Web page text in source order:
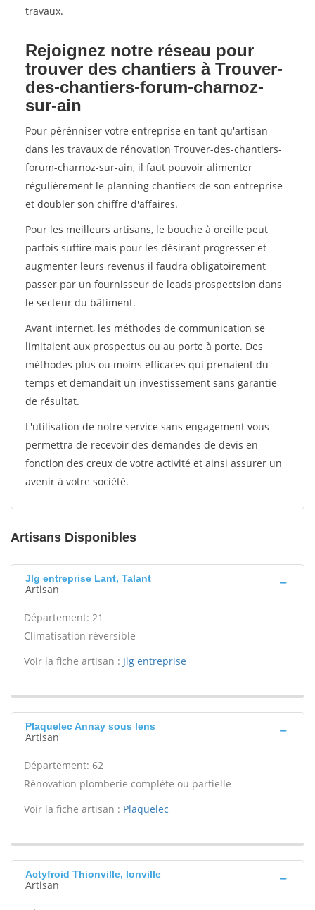
travaux.
Rejoignez notre réseau pour
trouver des chantiers à Trouver-
des-chantiers-forum-charnoz-
sur-ain
Pour pérénniser votre entreprise en tant qu'artisan
dans les travaux de rénovation Trouver-des-chantiers-
forum-charnoz-sur-ain, il faut pouvoir alimenter
régulièrement le planning chantiers de son entreprise
et doubler son chiffre d'affaires.
Pour les meilleurs artisans, le bouche à oreille peut
parfois suffire mais pour les désirant progresser et
augmenter leurs revenus il faudra obligatoirement
passer par un fournisseur de leads prospectsion dans
le secteur du bâtiment.
Avant internet, les méthodes de communication se
limitaient aux prospectus ou au porte à porte. Des
méthodes plus ou moins efficaces qui prenaient du
temps et demandait un investissement sans garantie
de résultat.
L'utilisation de notre service sans engagement vous
permettra de recevoir des demandes de devis en
fonction des creux de votre activité et ainsi assurer un
avenir à votre société.
Artisans Disponibles
Jlg entreprise Lant, Talant
Artisan
Département: 21
Climatisation réversible -
Voir la fiche artisan : Jlg entreprise
Plaquelec Annay sous lens
Artisan
Département: 62
Rénovation plomberie complète ou partielle -
Voir la fiche artisan : Plaquelec
Actyfroid Thionville, Ionville
Artisan